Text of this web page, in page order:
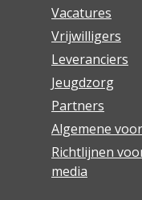
Vacatures
Vrijwilligers
Leveranciers
Jeugdzorg
Partners
Algemene
Richtlijnen
media